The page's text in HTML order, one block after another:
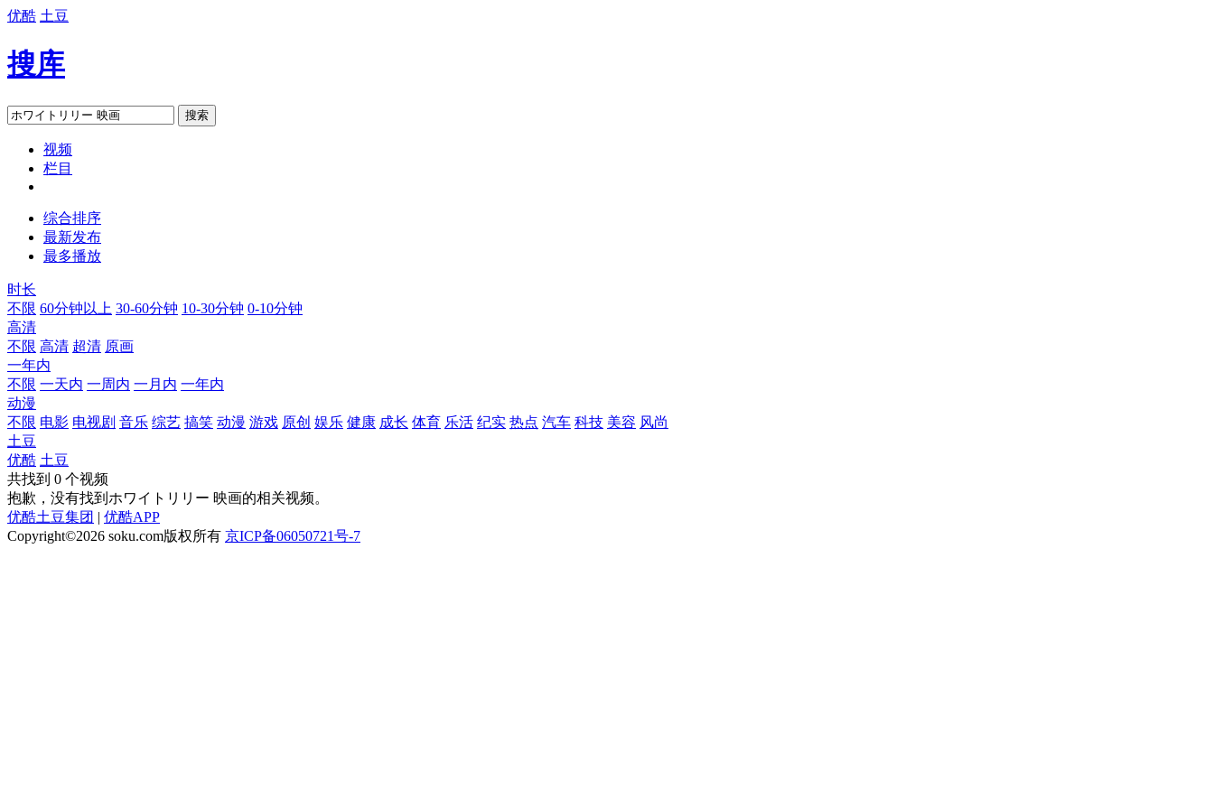
优酷 土豆
搜库
搜索
视频
栏目
综合排序
最新发布
最多播放
时长
不限 60分钟以上 30-60分钟 10-30分钟 0-10分钟
高清
不限 高清 超清 原画
一年内
不限 一天内 一周内 一月内 一年内
动漫
不限 电影 电视剧 音乐 综艺 搞笑 动漫 游戏 原创 娱乐 健康 成长 体育 乐活 纪实 热点 汽车 科技 美容 风尚
土豆
优酷 土豆
共找到 0 个视频
抱歉，没有找到 ホワイトリリー 映画的相关视频。
优酷土豆集团 | 优酷APP
Copyright©2026 soku.com版权所有 京ICP备06050721号-7